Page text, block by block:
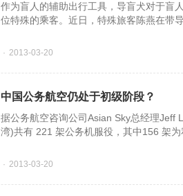
作为盲人的辅助出行工具，导盲犬对于盲
位特殊的乘客。近日，特殊旅客陈燕在带
2013-03-20
中国公务航空仍处于初级阶段？
据公务航空咨询公司Asian Sky总经理Jeff
湾)共有 221 架公务机服役，其中156 架
2013-03-20